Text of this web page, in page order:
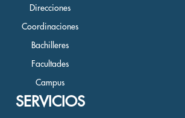
Direcciones
Coordinaciones
Bachilleres
Facultades
Campus
SERVICIOS